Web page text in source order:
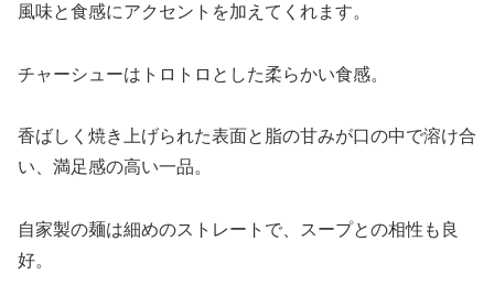
風味と食感にアクセントを加えてくれます。
チャーシューはトロトロとした柔らかい食感。
香ばしく焼き上げられた表面と脂の甘みが口の中で溶け合
い、満足感の高い一品。
自家製の麺は細めのストレートで、スープとの相性も良
好。